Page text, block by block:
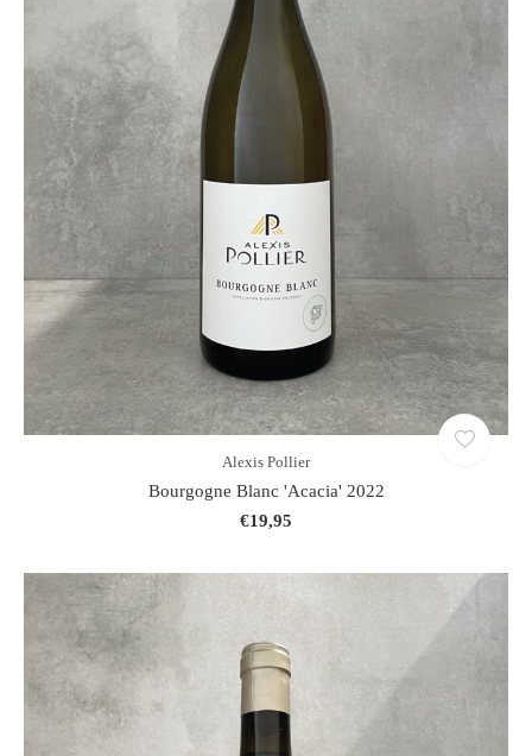
Alexis Pollier
Bourgogne Blanc 'Acacia' 2022
€19,95